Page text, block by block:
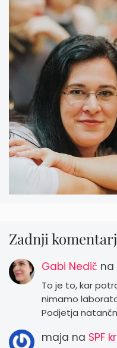
Zadnji
Gabi Nedič na
To je to, kar
nimamo
Podjetja
maja na SPF